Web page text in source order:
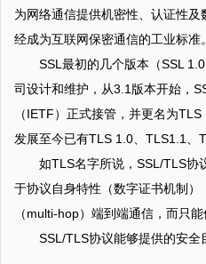
为网络通信提供机密性、认证性
经成为互联网保密通信的工业标准。
SSL最初的几个版本（SSL
司设计和维护，从3.1版本开始，
（IETF）正式接管，并更名为
发展至今已有TLS 1.0、TLS1.1、
如TLS名字所说，SSL/TLS协
于协议自身特性（数字证书机制
（multi-hop）端到端通信，而只能
SSL/TLS协议能够提供的安全